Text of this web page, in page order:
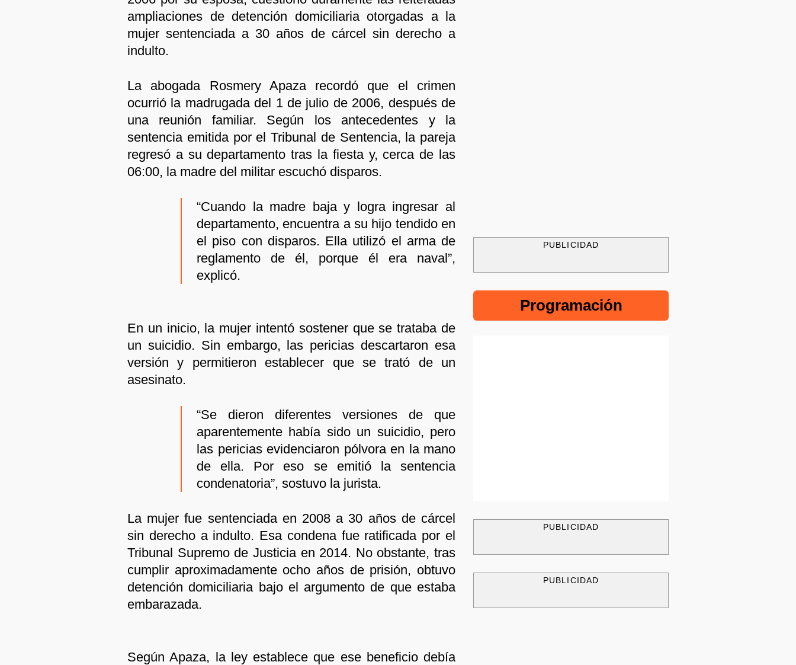
ampliaciones de detención domiciliaria otorgadas a la
mujer sentenciada a 30 años de cárcel sin derecho a
indulto.
La abogada Rosmery Apaza recordó que el crimen
ocurrió la madrugada del 1 de julio de 2006, después de
una reunión familiar. Según los antecedentes y la
sentencia emitida por el Tribunal de Sentencia, la pareja
regresó a su departamento tras la fiesta y, cerca de las
06:00, la madre del militar escuchó disparos.
“Cuando la madre baja y logra ingresar al
departamento, encuentra a su hijo tendido en
el piso con disparos. Ella utilizó el arma de
reglamento de él, porque él era naval”,
explicó.
En un inicio, la mujer intentó sostener que se trataba de
un suicidio. Sin embargo, las pericias descartaron esa
versión y permitieron establecer que se trató de un
asesinato.
“Se dieron diferentes versiones de que
aparentemente había sido un suicidio, pero
las pericias evidenciaron pólvora en la mano
de ella. Por eso se emitió la sentencia
condenatoria”, sostuvo la jurista.
La mujer fue sentenciada en 2008 a 30 años de cárcel
sin derecho a indulto. Esa condena fue ratificada por el
Tribunal Supremo de Justicia en 2014. No obstante, tras
cumplir aproximadamente ocho años de prisión, obtuvo
detención domiciliaria bajo el argumento de que estaba
embarazada.
Según Apaza, la ley establece que ese beneficio debía
PUBLICIDAD
Programación
PUBLICIDAD
PUBLICIDAD